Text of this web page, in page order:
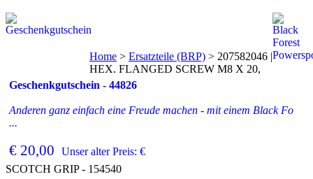
Geschenkgutschein - 44826
Anderen ganz einfach eine Freude machen - mit einem Black Fo
...
€ 20,00 Unser alter Preis: €
Home > Ersatzteile (BRP) > 207582046 |
HEX. FLANGED SCREW M8 X 20,
SCOTCH GRIP - 154540